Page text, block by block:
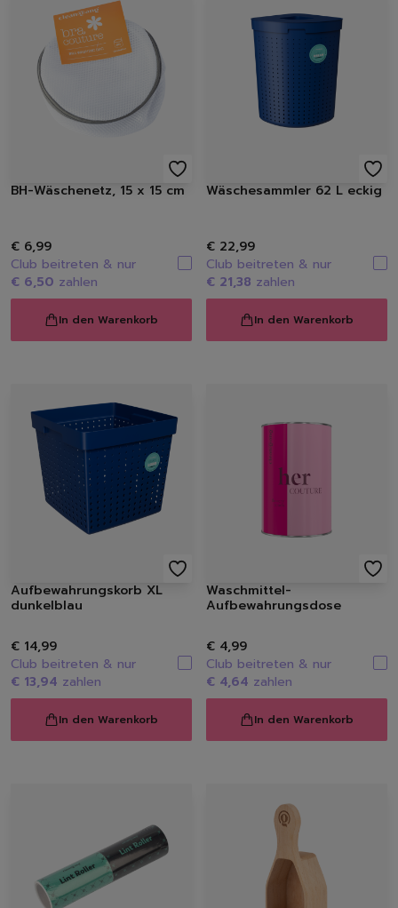
BH-Wäschenetz, 15 x 15 cm
€ 6,99
Club beitreten & nur
€ 6,50 zahlen
In den Warenkorb
Wäschesammler 62 L eckig
€ 22,99
Club beitreten & nur
€ 21,38 zahlen
In den Warenkorb
Aufbewahrungskorb XL
dunkelblau
€ 14,99
Club beitreten & nur
€ 13,94 zahlen
In den Warenkorb
Waschmittel-
Aufbewahrungsdose
€ 4,99
Club beitreten & nur
€ 4,64 zahlen
In den Warenkorb